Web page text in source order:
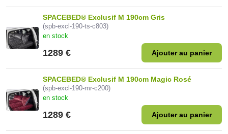
SPACEBED® Exclusif M 190cm Gris
(spb-excl-190-ts-c803)
en stock
1289 € Ajouter au panier
SPACEBED® Exclusif M 190cm Magic Rosé
(spb-excl-190-mr-c200)
en stock
1289 € Ajouter au panier